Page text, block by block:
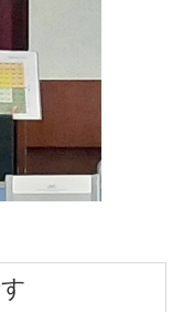
とさせて頂きま
申し訳ございませ
頂きます。 次回お
染症が拡大してい
を第一に考慮した
たしました。 お申
しくはお電話にて
、ご協力心より感